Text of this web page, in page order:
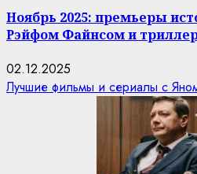
Ноябрь 2025: премьеры
Рэйфом Файнсом и
02.12.2025
Лучшие фильмы и сериалы с